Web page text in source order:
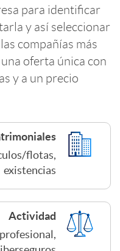
para identificar
y así seleccionar
compañías más
oferta única con
y a un precio
flotas,
existencias
Actividad